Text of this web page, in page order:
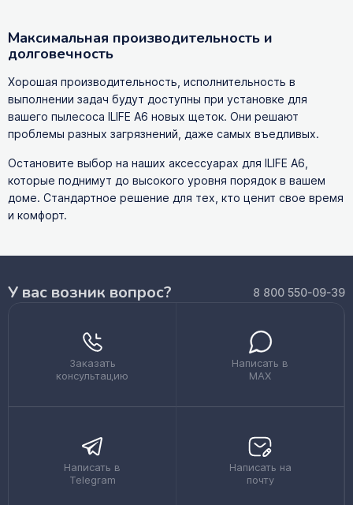
Максимальная производительность и
долговечность
Хорошая производительность, исполнительность в
выполнении задач будут доступны при установке для
вашего пылесоса ILIFE A6 новых щеток. Они решают
проблемы разных загрязнений, даже самых въедливых.
Остановите выбор на наших аксессуарах для ILIFE A6,
которые поднимут до высокого уровня порядок в вашем
доме. Стандартное решение для тех, кто ценит свое время
и комфорт.
У вас возник вопрос? 8 800 550-09-39
Заказать
консультацию
Написать в
MAX
Написать в
Telegram
Написать на
почту